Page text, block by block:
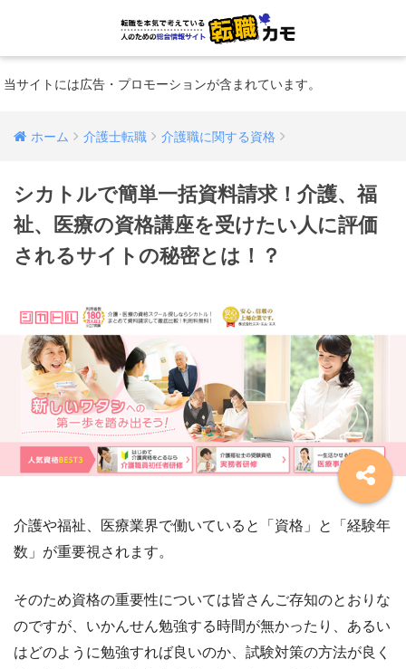
当サイトには広告・プロモーションが含まれています。
ホーム 介護士転職 介護職に関する資格
シカトルで簡単一括資料請求！介護、福
祉、医療の資格講座を受けたい人に評価
されるサイトの秘密とは！？
介護や福祉、医療業界で働いていると「資格」と「経験年
数」が重要視されます。
そのため資格の重要性については皆さんご存知のとおりな
のですが、いかんせん勉強する時間が無かったり、あるい
はどのように勉強すれば良いのか、試験対策の方法が良く